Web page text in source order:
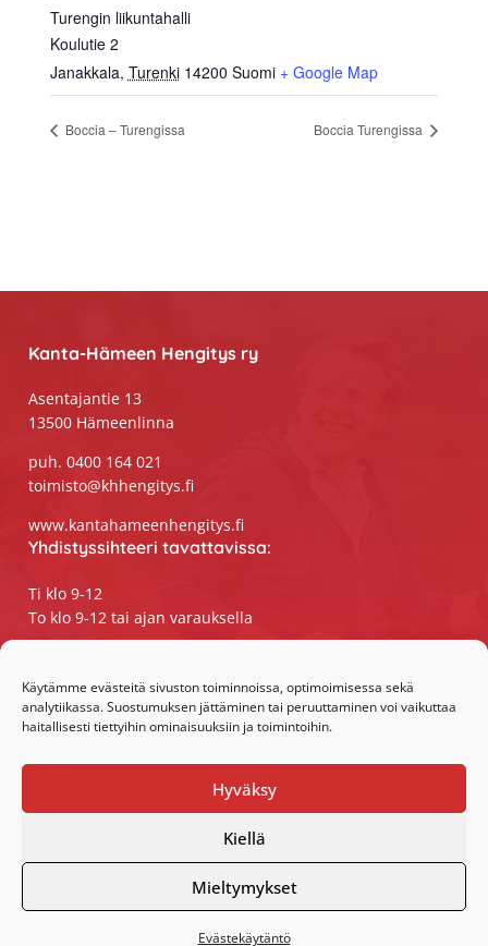
Käytämme evästeitä sivuston toiminnoissa, optimoimisessa sekä
analytiikassa. Suostumuksen jättäminen tai peruuttaminen voi vaikuttaa
haitallisesti tiettyihin ominaisuuksiin ja toimintoihin.
Hyväksy
Kiellä
Mieltymykset
Evästekäytäntö
Turengin liikuntahalli
Koulutie 2
Janakkala, Turenki 14200 Suomi + Google Map
Boccia – Turengissa Boccia Turengissa
Kanta-Hämeen Hengitys ry
Asentajantie 13
13500 Hämeenlinna
puh. 0400 164 021
toimisto@khhengitys.fi
www.kantahameenhengitys.fi
Yhdistyssihteeri tavattavissa:
Ti klo 9-12
To klo 9-12 tai ajan varauksella
maanantaista perjantaihin klo 9-15
Instagram
·Toteutus ja ylläpitoMMD Networks